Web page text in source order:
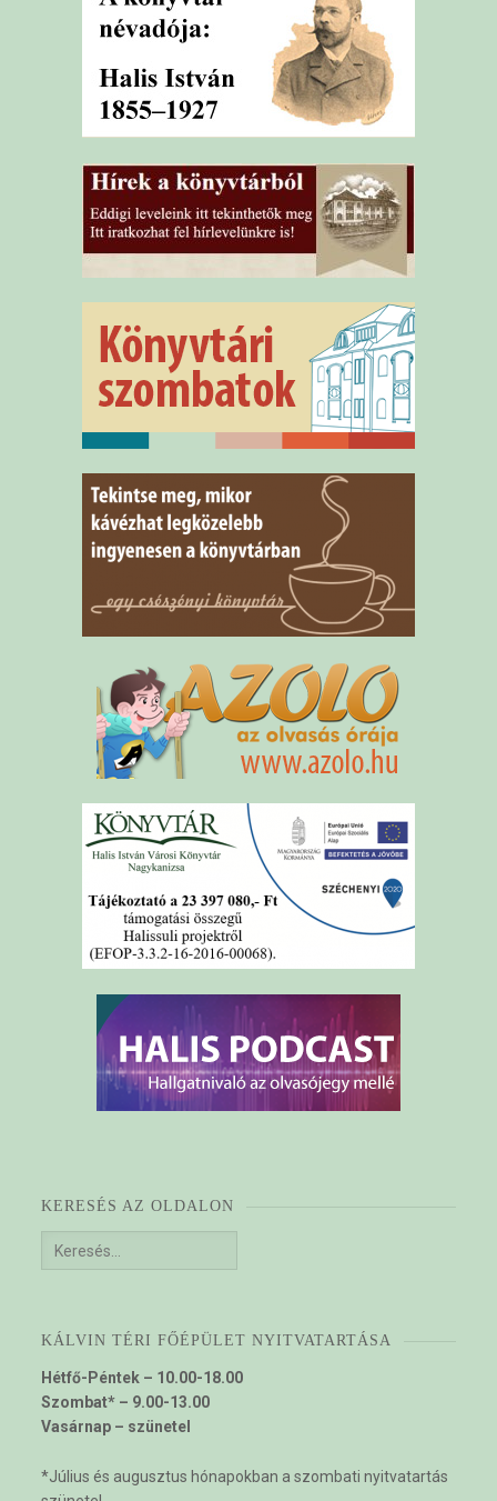
KERESÉS AZ OLDALON
Keresés:
KÁLVIN TÉRI FŐÉPÜLET NYITVATARTÁSA
Hétfő-Péntek – 10.00-18.00
Szombat* – 9.00-13.00
Vasárnap – szünetel
*Július és augusztus hónapokban a szombati nyitvatartás